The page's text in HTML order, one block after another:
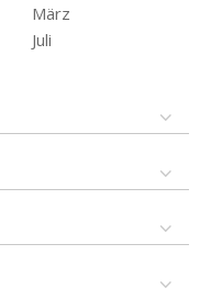
März
Juli